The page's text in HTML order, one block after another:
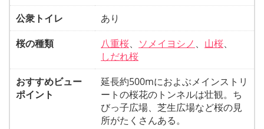
公衆トイレ
あり
桜の種類
八重桜、 ソメイヨシノ 、 山桜、
しだれ桜
おすすめビュー
ポイント
延長約500mにおよぶメインストリ
ートの桜花のトンネルは壮観。ち
びっ子広場、芝生広場など桜の見
所がたくさんある。